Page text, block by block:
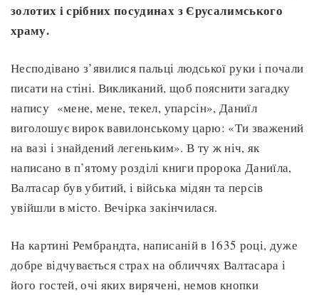
золотих і срібних посудинах з Єрусалимського
храму.
Несподівано з’явилися пальці людської руки і почали
писати на стіні. Викликаний, щоб пояснити загадку
напису «мене, мене, текел, упарсін», Даниїл
виголошує вирок вавилонському царю: «Ти зважений
на вазі і знайдений легеньким». В ту ж ніч, як
написано в п’ятому розділі книги пророка Даниїла,
Валтасар був убитий, і війська мідян та персів
увійшли в місто. Вечірка закінчилася.
На картині Рембрандта, написаній в 1635 році, дуже
добре відчувається страх на обличчях Валтасара і
його гостей, очі яких вирячені, немов кнопки